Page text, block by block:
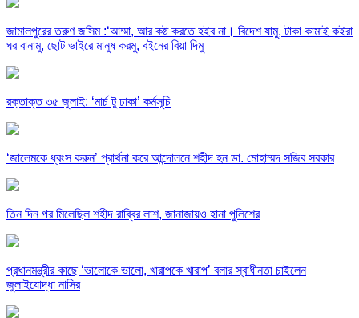
জামালপুরের তরুণ জসিম :‘আম্মা, আর কষ্ট করতে হইব না। বিদেশ যামু, টাকা কামাই কইরা
ঘর বানামু, ছোট ভাইরে মানুষ করমু, বইনের বিয়া দিমু
রক্তাক্ত ৩৫ জুলাই: ‘মার্চ টু ঢাকা’ কর্মসূচি
‘জালেমকে ধ্বংস করুন’ প্রার্থনা করে আন্দোলনে শহীদ হন ডা. মোহাম্মদ সজিব সরকার
তিন দিন পর মিলেছিল শহীদ রাব্বির লাশ, জানাজায়ও হানা পুলিশের
প্রধানমন্ত্রীর কাছে ‘ভালোকে ভালো, খারাপকে খারাপ’ বলার স্বাধীনতা চাইলেন
জুলাইযোদ্ধা নাসির